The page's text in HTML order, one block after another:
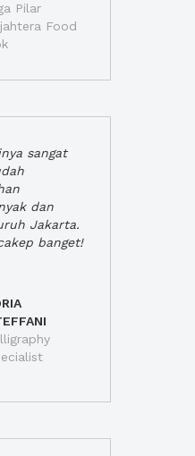
Pilar
Food
sangat
dan
Jakarta.
banget!